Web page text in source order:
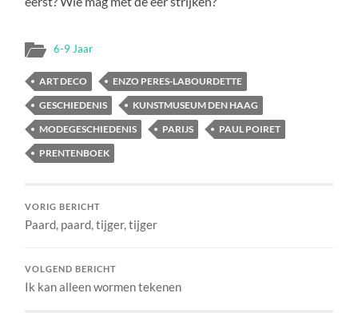
6-9 Jaar
ART DECO
ENZO PERES-LABOURDETTE
GESCHIEDENIS
KUNSTMUSEUM DEN HAAG
MODEGESCHIEDENIS
PARIJS
PAUL POIRET
PRENTENBOEK
VORIG BERICHT
Paard, paard, tijger, tijger
VOLGEND BERICHT
Ik kan alleen wormen tekenen